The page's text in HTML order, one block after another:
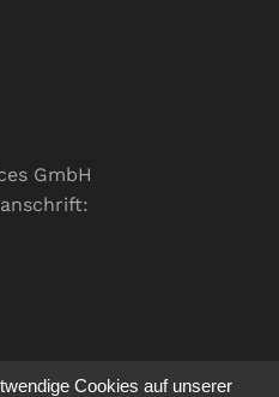
GmbH
Cookies auf unserer